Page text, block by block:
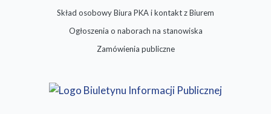
Skład osobowy Biura PKA i kontakt z Biurem
Ogłoszenia o naborach na stanowiska
Zamówienia publiczne